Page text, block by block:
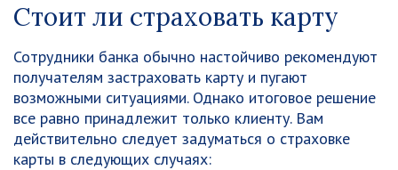
Стоит ли страховать карту
Сотрудники банка обычно настойчиво рекомендуют
получателям застраховать карту и пугают
возможными ситуациями. Однако итоговое решение
все равно принадлежит только клиенту. Вам
действительно следует задуматься о страховке
карты в следующих случаях: